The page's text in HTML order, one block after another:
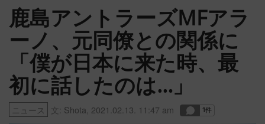
鹿島アントラーズMFアラ
ーノ、元同僚との関係に
「僕が日本に来た時、最
初に話したのは…」
ニュース 文: Shota 2021.02.13. 11:47 am